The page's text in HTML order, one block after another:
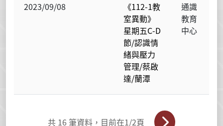
2023/09/08
《112-1教
室異動》
星期五C-D
節/認識情
緒與壓力
管理/蔡啟
達/蘭潭
通識
教育
中心
共 16 筆資料，目前在1/2頁